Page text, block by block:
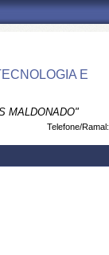
E
MALDONADO"
Telefone/Ramal: